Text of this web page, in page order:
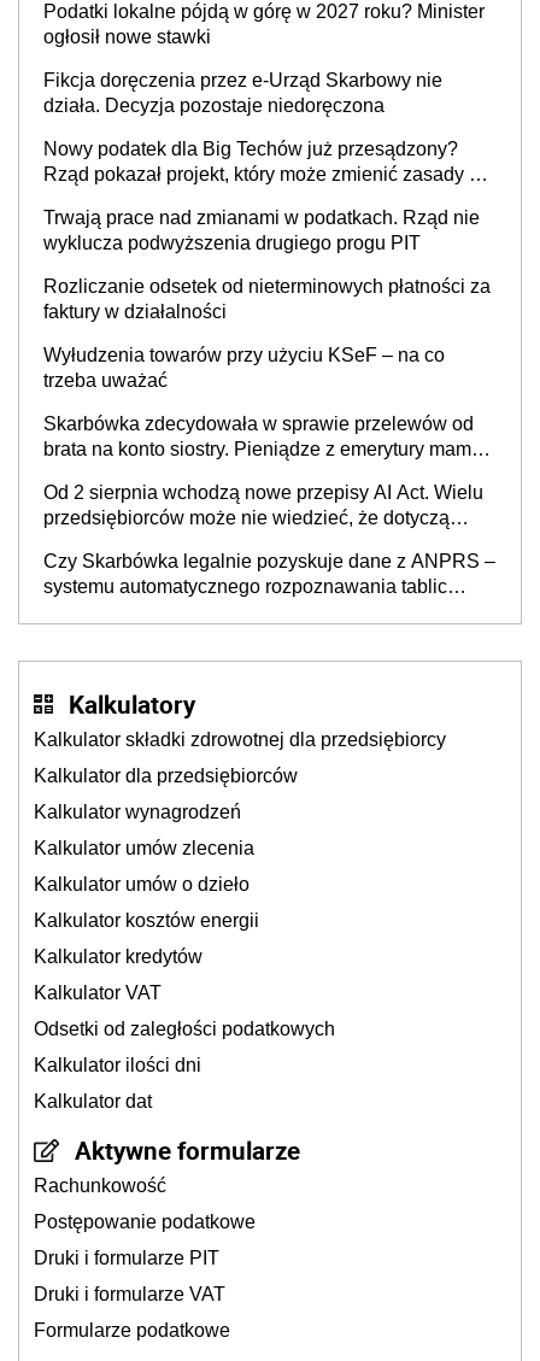
cywilnoprawnej jedynym racjonalnym wyjściem
Podatki lokalne pójdą w górę w 2027 roku? Minister
ogłosił nowe stawki
Fikcja doręczenia przez e-Urząd Skarbowy nie
działa. Decyzja pozostaje niedoręczona
Nowy podatek dla Big Techów już przesądzony?
Rząd pokazał projekt, który może zmienić zasady gry
Trwają prace nad zmianami w podatkach. Rząd nie
wyklucza podwyższenia drugiego progu PIT
Rozliczanie odsetek od nieterminowych płatności za
faktury w działalności
Wyłudzenia towarów przy użyciu KSeF – na co
trzeba uważać
Skarbówka zdecydowała w sprawie przelewów od
brata na konto siostry. Pieniądze z emerytury mamy
będzie
Od 2 sierpnia wchodzą nowe przepisy AI Act. Wielu
przedsiębiorców może nie wiedzieć, że dotyczą
Czy Skarbówka legalnie pozyskuje dane z ANPRS –
systemu automatycznego rozpoznawania tablic
Kalkulatory
Kalkulator składki zdrowotnej dla przedsiębiorcy
Kalkulator dla przedsiębiorców
Kalkulator wynagrodzeń
Kalkulator umów zlecenia
Kalkulator umów o dzieło
Kalkulator kosztów energii
Kalkulator kredytów
Kalkulator VAT
Odsetki od zaległości podatkowych
Kalkulator ilości dni
Kalkulator dat
Aktywne formularze
Rachunkowość
Postępowanie podatkowe
Druki i formularze PIT
Druki i formularze VAT
Formularze podatkowe